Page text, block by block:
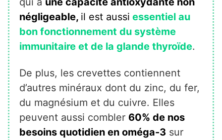
négligeable, il est aussi essentiel au
bon fonctionnement du système
immunitaire et de la glande thyroïde.
De plus, les crevettes contiennent
d’autres minéraux dont du zinc, du fer,
du magnésium et du cuivre. Elles
peuvent aussi combler 60% de nos
besoins quotidien en oméga-3 sur